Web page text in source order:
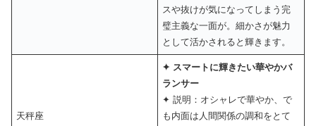
スや抜けが気になってしまう完
璧主義な一面が。細かさが魅力
として活かされると輝きます。
天秤座
✦ スマートに輝きたい華やかバ
ランサー
✦ 説明：オシャレで華やか、で
も内面は人間関係の調和をとて